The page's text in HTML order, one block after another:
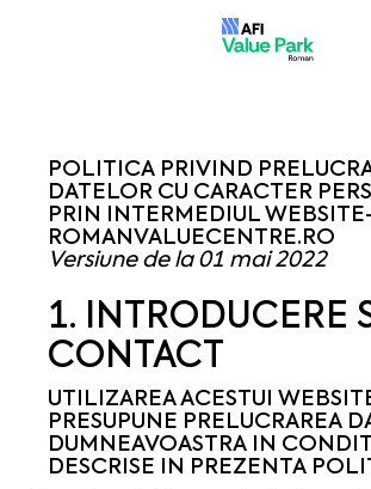
POLITICA PRIVIND
DATELOR CU CARACTER
PRIN INTERMEDIUL
ROMANVALUECENTRE.RO
Versiune de la 01 mai 2022
1. INTRODUCERE
CONTACT
UTILIZAREA ACESTUI
PRESUPUNE PRELUCRAREA
DUMNEAVOASTRA IN
DESCRISE IN PREZENTA